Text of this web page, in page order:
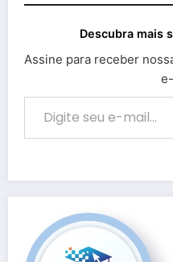
Descubra mais
Assine para receber
Digite seu e-mail…